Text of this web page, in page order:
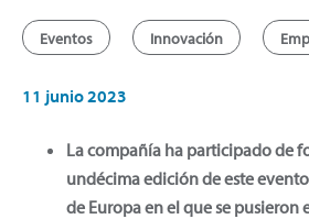
Eventos Innovación
11 junio 2023
La compañía ha participado de
undécima edición de este
de Europa en el que se pusieron